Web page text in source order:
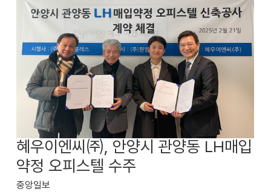
혜우이엔씨㈜, 안양시 관양동 LH매입
약정 오피스텔 수주
중앙일보